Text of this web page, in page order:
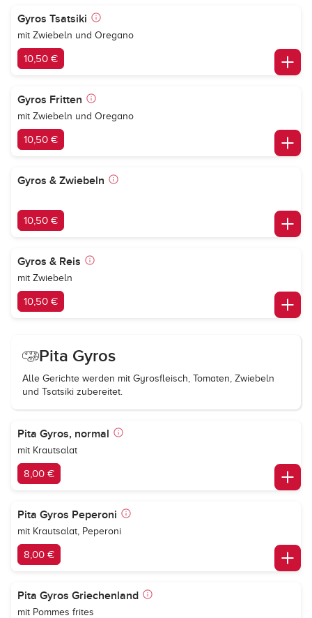
Gyros Tsatsiki
mit Zwiebeln und Oregano
10,50 €
Gyros Fritten
mit Zwiebeln und Oregano
10,50 €
Gyros & Zwiebeln
10,50 €
Gyros & Reis
mit Zwiebeln
10,50 €
Pita Gyros
Alle Gerichte werden mit Gyrosfleisch, Tomaten, Zwiebeln
und Tsatsiki zubereitet.
Pita Gyros, normal
mit Krautsalat
8,00 €
Pita Gyros Peperoni
mit Krautsalat, Peperoni
8,00 €
Pita Gyros Griechenland
mit Pommes frites